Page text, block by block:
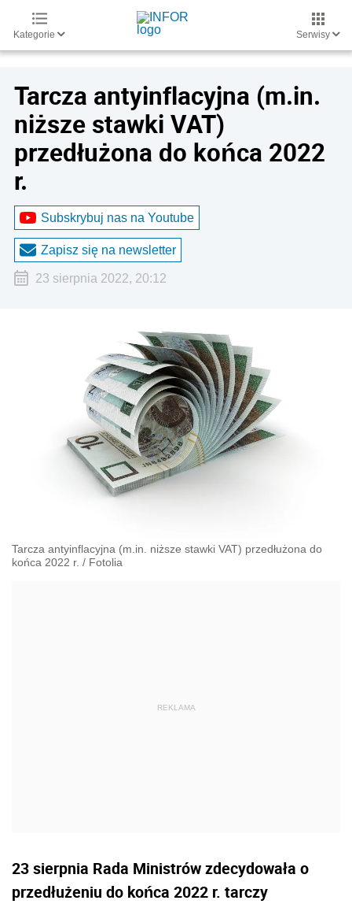
Kategorie Serwisy
Tarcza antyinflacyjna (m.in.
niższe stawki VAT)
przedłużona do końca 2022
r.
Subskrybuj nas na Youtube
Zapisz się na newsletter
23 sierpnia 2022, 20:12
Tarcza antyinflacyjna (m.in. niższe stawki VAT) przedłużona do
końca 2022 r. / Fotolia
23 sierpnia Rada Ministrów zdecydowała o
przedłużeniu do końca 2022 r. tarczy